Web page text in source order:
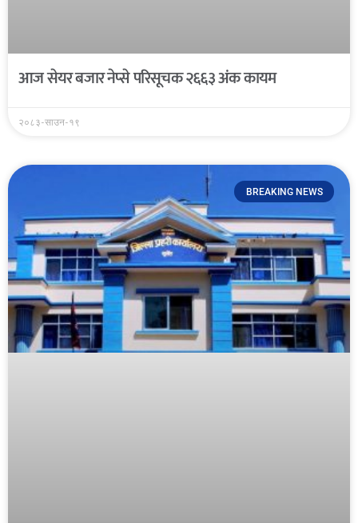
आज सेयर बजार नेप्से परिसूचक २६६३ अंक कायम
२०८३-साउन-१९
BREAKING NEWS